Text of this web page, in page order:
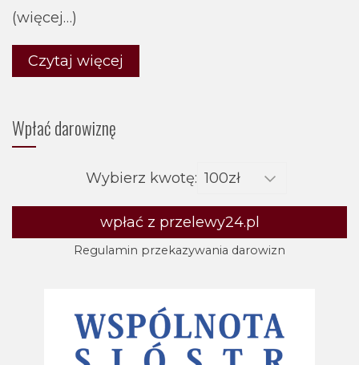
(więcej…)
Czytaj więcej
Wpłać darowiznę
Wybierz kwotę:
wpłać z przelewy24.pl
Regulamin przekazywania darowizn